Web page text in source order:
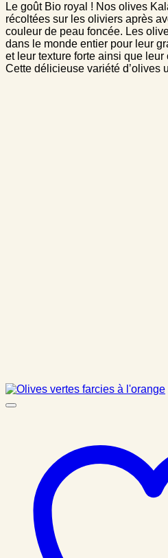
Le goût Bio royal ! Nos olives
récoltées sur les oliviers après
couleur de peau foncée. Les
dans le monde entier pour leur
et leur texture forte ainsi que
Cette délicieuse variété d’olives